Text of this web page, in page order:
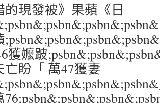
的現發被》果蘋《日
獲嬤跛
盼「 萬47獲妻